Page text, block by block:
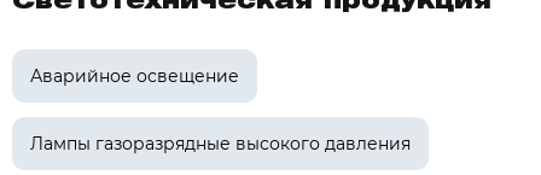
Аварийное освещение
Лампы газоразрядные высокого давления